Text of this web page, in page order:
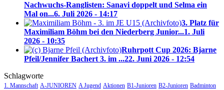
Nachwuchs-Ranglisten: Sanavi doppelt und Selma ein
Mal on...6. Juli 2026 - 14:17
3. Platz für
Maximiliam Böhm bei den Niederberg Junior...1. Juli
2026 - 10:35
Ruhrpott Cup 2026: Bjarne
Pfeil/Jennifer Bachert 3. im ...22. Juni 2026 - 12:54
Schlagworte
1. Mannschaft A-JUNIOREN A Jugend Aktionen B1-Junioren B2-Junioren Badminton